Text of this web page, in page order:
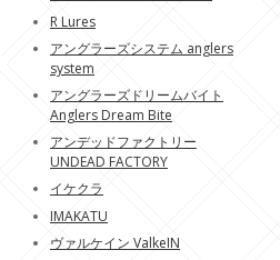
R Lures
アングラーズシステム anglers
system
アングラーズドリームバイト
Anglers Dream Bite
アンデッドファクトリー
UNDEAD FACTORY
イケクラ
IMAKATU
ヴァルケイン ValkeIN